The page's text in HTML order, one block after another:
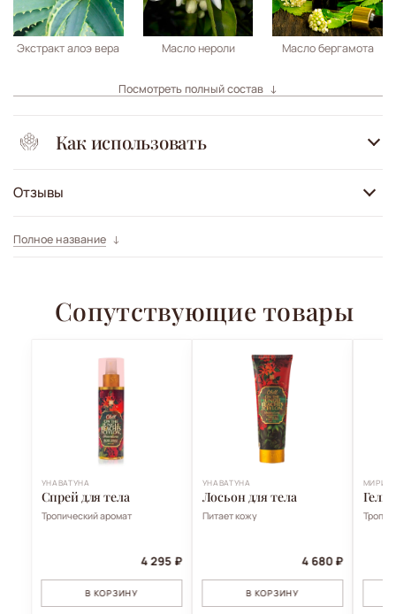
Экстракт алоэ вера Масло нероли Масло бергамота
Посмотреть полный состав
Как использовать
Отзывы
Полное название
Сопутствующие товары
УНАВАТУНА
Спрей для тела
Тропический аромат
4 295 ₽
В КОРЗИНУ
УНАВАТУНА
Лосьон для тела
Питает кожу
4 680 ₽
В КОРЗИНУ
Гель